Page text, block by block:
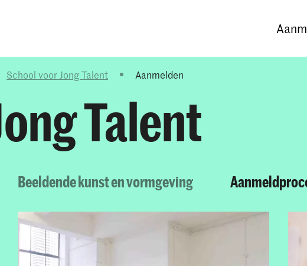
School voor Jong Talent Aanmelden
Talent
Beeldende kunst en vormgeving